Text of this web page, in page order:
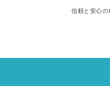
信頼と安心